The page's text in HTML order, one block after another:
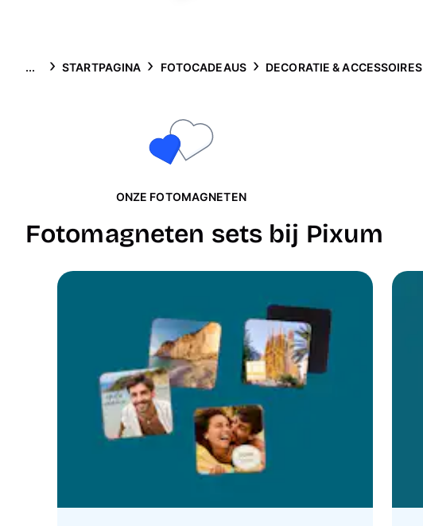
... STARTPAGINA FOTOCADEAUS DECORATIE & ACCESSOIRES
ONZE FOTOMAGNETEN
Fotomagneten sets bij Pixum